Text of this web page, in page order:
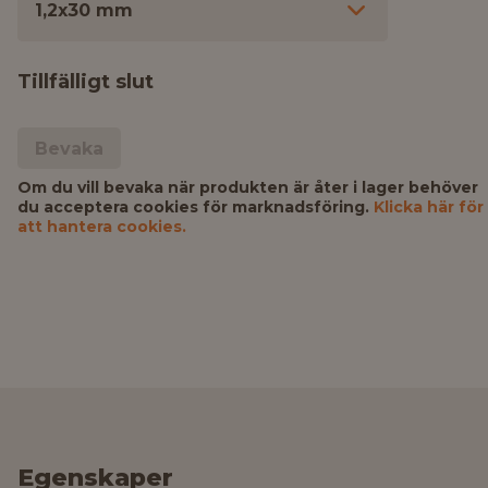
1,2x30 mm
Tillfälligt slut
Bevaka
Om du vill bevaka när produkten är åter i lager behöver
du acceptera cookies för marknadsföring. Klicka här för
att hantera cookies.
Egenskaper